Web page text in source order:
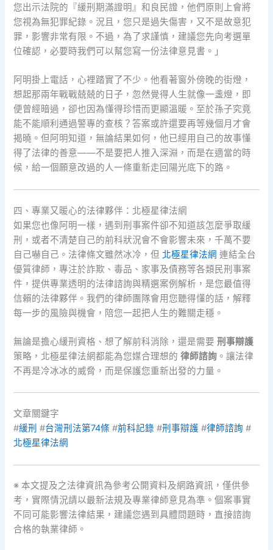
您出示法院的『緩刑期滿證明』和良民證，他們原則上會將
您視為無犯罪紀錄。況且，您只是過失傷害，又不是故意犯
罪，影響非常有限。不過，為了求謹慎，建議您先向考選單
位確認，必要時我們可以幫您寫一份法律意見書。」
阿明掛上電話，心裡踏實了不少。他看著窗外傍晚的街燈，
想起那兩年戰戰兢兢的日子，忽然覺得人生就像一盞燈，即
便曾經暗過，卻也因為懂得珍惜而更顯溫暖。至於孫子究竟
能不能順利通過警專的查核？答案或許還要再等幾個月才會
揭曉。但阿明知道，無論結果如何，他已經用自己的故事懂
得了法律的善意——不是要把人推入深淵，而是在適當的時
候，給一個願意改過的人一條重新走回陽光底下的路。
四、專業又暖心的法律夥伴：北極星律法網
如果您也像阿明一樣，遇到刑事案件卻不知道該怎麼爭取緩
刑，或者不清楚自己的前科狀況會不會影響未來，千萬不要
自己嚇自己。法律條文雖然冰冷，但 北極星律法網 連結全台
優質律師，專注於詐欺、毒品、家事及債務等各類民刑事案
件，提供專業透明的法律諮詢與精選案例解析，是您最值得
信賴的法律夥伴。我們的律師團隊會用您聽得懂的話，解釋
每一步的風險與機會，陪您一起把人生的難關走穩。
無論是擔心緩刑資格、想了解前科消除，還是需要刑事辯護
策略，北極星律法網都能為您媒合理想的律師諮詢 。讓法律
不再是冷冰冰的威脅，而是保護您重新出發的力量。
文章關鍵字
#緩刑 #台灣刑法第74條 #前科記錄 #刑事辯護 #律師諮詢 #
北極星律法網
※ 本文提及之法律資訊為參考公開資料及網路資訊，僅供參
考，實際情況請以最新法規及專業律師意見為準。個案事實
不同可能影響法律結果，建議您遇到具體問題時，直接諮詢
合格的執業律師。